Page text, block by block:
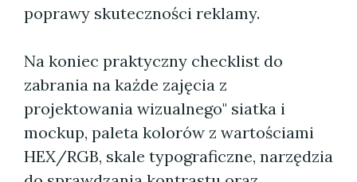
poprawy skuteczności reklamy.
Na koniec praktyczny checklist do
zabrania na każde zajęcia z
projektowania wizualnego" siatka i
mockup, paleta kolorów z wartościami
HEX/RGB, skale typograficzne, narzędzia